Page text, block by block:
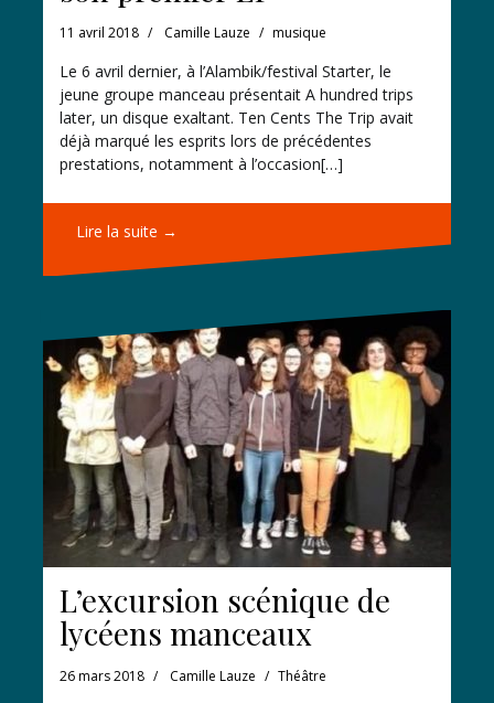
11 avril 2018 Camille Lauze musique
Le 6 avril dernier, à l’Alambik/festival Starter, le
jeune groupe manceau présentait A hundred trips
later, un disque exaltant. Ten Cents The Trip avait
déjà marqué les esprits lors de précédentes
prestations, notamment à l’occasion[…]
Lire la suite →
L’excursion scénique de
lycéens manceaux
26 mars 2018 Camille Lauze Théâtre